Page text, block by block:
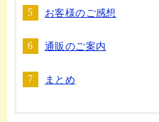
お客様のご感想
通販のご案内
まとめ